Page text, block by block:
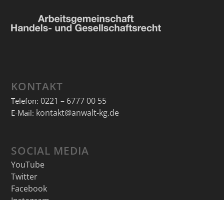
KONTAKT
Telefon: 0221 – 6777 00 55
E-Mail: kontakt@anwalt-kg.de
SOCIAL MEDIA
YouTube
Twitter
Facebook